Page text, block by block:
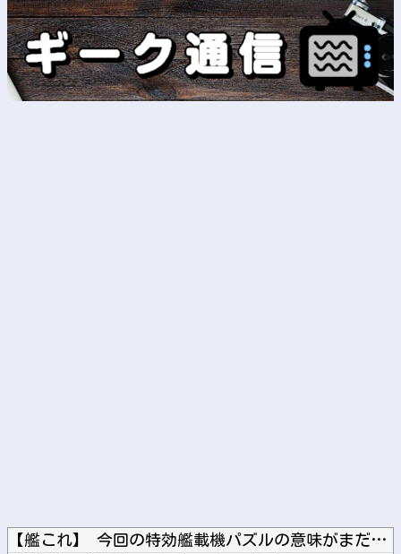
【艦これ】 今回の特効艦載機パズルの意味がまだよく分かってな...